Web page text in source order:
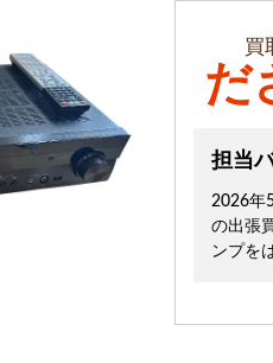
買
だ
担当
2026年
の出張
ンプを